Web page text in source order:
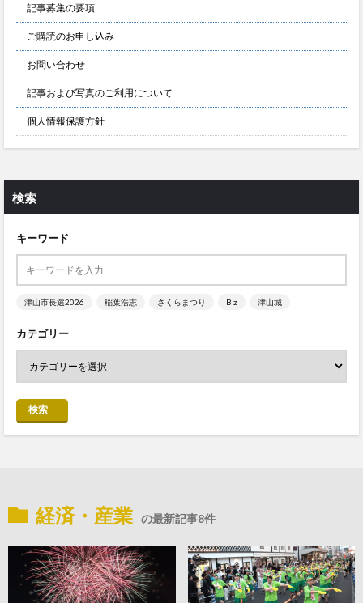
記事募集の要項
ご購読のお申し込み
お問い合わせ
記事および写真のご利用について
個人情報保護方針
検索
キーワード
津山市長選2026 稲葉浩志 さくらまつり B’z 津山城
カテゴリー
検索
経済・産業 の最新記事8件